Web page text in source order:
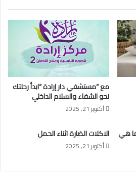
مع “مستشفي دار إرادة “ابدأ رحلتك
نحو الشفاء والسلام الداخلي
أكتوبر 21, 2025
هي الاكلات الضارة اثناء الحمل
أكتوبر 21, 2025